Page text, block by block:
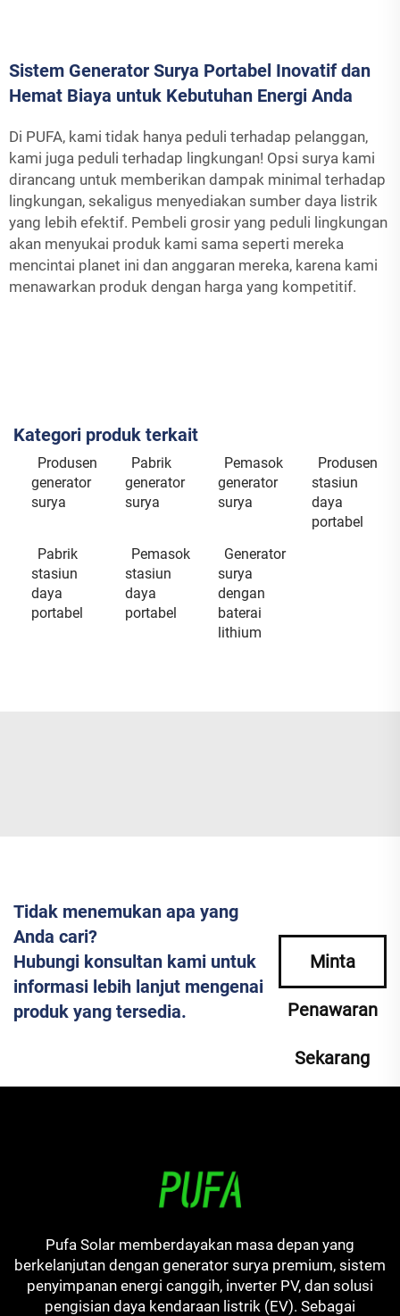
Sistem Generator Surya Portabel Inovatif dan
Hemat Biaya untuk Kebutuhan Energi Anda
Di PUFA, kami tidak hanya peduli terhadap pelanggan,
kami juga peduli terhadap lingkungan! Opsi surya kami
dirancang untuk memberikan dampak minimal terhadap
lingkungan, sekaligus menyediakan sumber daya listrik
yang lebih efektif. Pembeli grosir yang peduli lingkungan
akan menyukai produk kami sama seperti mereka
mencintai planet ini dan anggaran mereka, karena kami
menawarkan produk dengan harga yang kompetitif.
Kategori produk terkait
Produsen
generator
surya
Pabrik
generator
surya
Pemasok
generator
surya
Produsen
stasiun
daya
portabel
Pabrik
stasiun
daya
portabel
Pemasok
stasiun
daya
portabel
Generator
surya
dengan
baterai
lithium
Tidak menemukan apa yang
Anda cari?
Hubungi konsultan kami untuk
informasi lebih lanjut mengenai
produk yang tersedia.
Minta
Penawaran
Sekarang
Pufa Solar memberdayakan masa depan yang
berkelanjutan dengan generator surya premium, sistem
penyimpanan energi canggih, inverter PV, dan solusi
pengisian daya kendaraan listrik (EV). Sebagai